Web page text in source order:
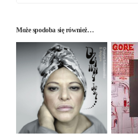
Może spodoba się również…